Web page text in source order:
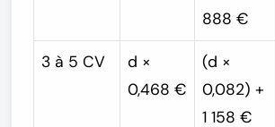
888 €
3 à 5 CV
d ×
0,468 €
(d ×
0,082) +
1 158 €